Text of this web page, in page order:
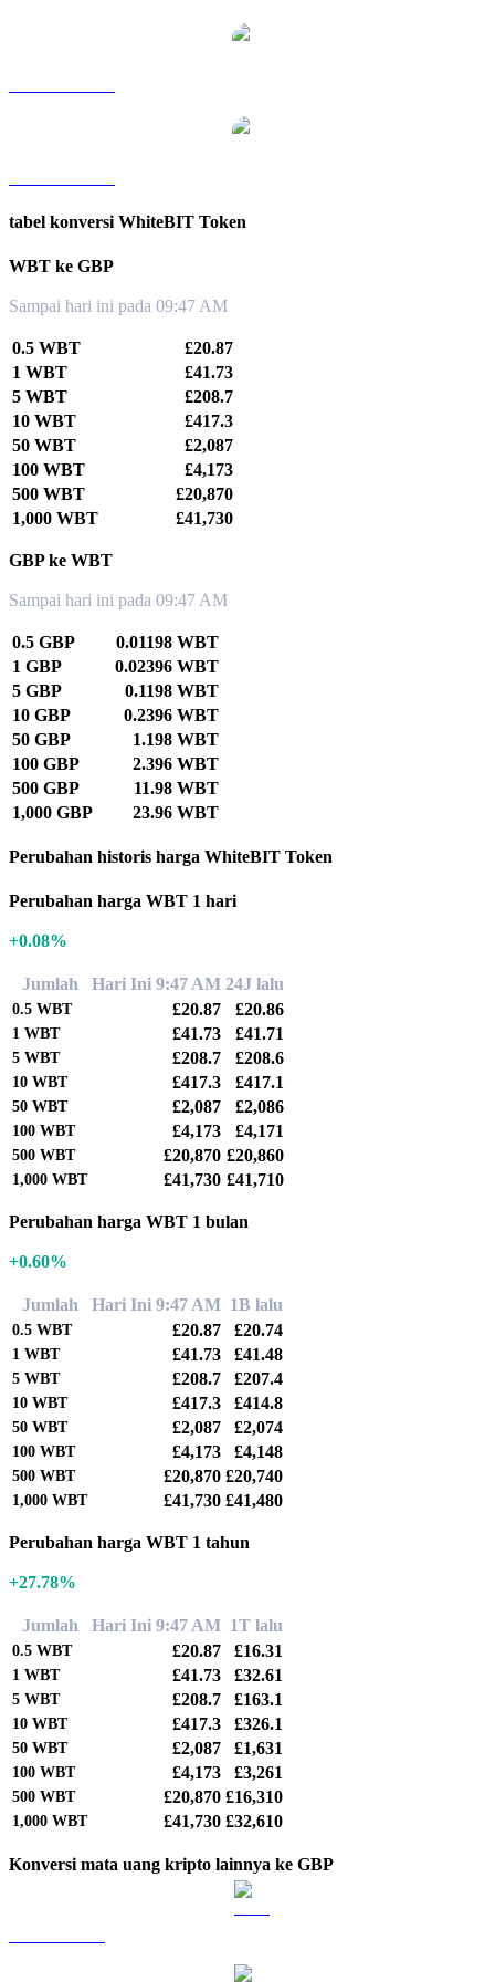
tabel konversi WhiteBIT Token
WBT ke GBP
Sampai hari ini pada 09:47 AM
0.5 WBT
£20.87
1 WBT
£41.73
5 WBT
£208.7
10 WBT
£417.3
50 WBT
£2,087
100 WBT
£4,173
500 WBT
£20,870
1,000 WBT
£41,730
GBP ke WBT
Sampai hari ini pada 09:47 AM
0.5 GBP
0.01198 WBT
1 GBP
0.02396 WBT
5 GBP
0.1198 WBT
10 GBP
0.2396 WBT
50 GBP
1.198 WBT
100 GBP
2.396 WBT
500 GBP
11.98 WBT
1,000 GBP
23.96 WBT
Perubahan historis harga WhiteBIT Token
Perubahan harga WBT 1 hari
+0.08%
Jumlah Hari Ini 9:47 AM 24J lalu
0.5 WBT £20.87 £20.86
1 WBT £41.73 £41.71
5 WBT £208.7 £208.6
10 WBT £417.3 £417.1
50 WBT £2,087 £2,086
100 WBT £4,173 £4,171
500 WBT £20,870 £20,860
1,000 WBT £41,730 £41,710
Perubahan harga WBT 1 bulan
+0.60%
Jumlah Hari Ini 9:47 AM 1B lalu
0.5 WBT £20.87 £20.74
1 WBT £41.73 £41.48
5 WBT £208.7 £207.4
10 WBT £417.3 £414.8
50 WBT £2,087 £2,074
100 WBT £4,173 £4,148
500 WBT £20,870 £20,740
1,000 WBT £41,730 £41,480
Perubahan harga WBT 1 tahun
+27.78%
Jumlah Hari Ini 9:47 AM 1T lalu
0.5 WBT £20.87 £16.31
1 WBT £41.73 £32.61
5 WBT £208.7 £163.1
10 WBT £417.3 £326.1
50 WBT £2,087 £1,631
100 WBT £4,173 £3,261
500 WBT £20,870 £16,310
1,000 WBT £41,730 £32,610
Konversi mata uang kripto lainnya ke GBP